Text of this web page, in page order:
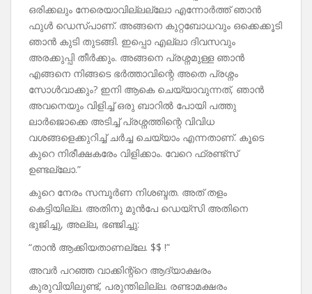
ഒരിക്കലും നേരെയാവില്ലല്ലോ എന്നോർത്ത് ഞാൻ
ഫുൾ ഡെസ്പാണ്. അങ്ങനെ കുറ്റബോധവും ഒക്കെക്കൂടി
ഞാൻ കുടി തുടങ്ങി. ഇപ്പൊ എല്ലാ ദിവസവും
അരക്കുപ്പി തീർക്കും. അങ്ങനെ പ്രശ്നമുള്ള ഞാൻ
എങ്ങനെ നിങ്ങടെ ഭർത്താവിന്റെ അതെ പ്രശ്നം
സോൾവാക്കും? ഇനി ആകെ ചെയ്യാവുന്നത്, ഞാൻ
അവനെയും വിളിച്ച് ഒരു ബാറിൽ പോയി പത്തു
ലാർജൊക്കെ അടിച്ച് പ്രശ്നത്തിന്റെ വിവിധ
വശങ്ങളെക്കുറിച്ച് ചർച്ച ചെയ്യാം എന്നതാണ്. കൂടെ
കുറെ നിരീക്ഷകരേം വിളിക്കാം. വേറെ ഫ്രണ്ട്സ്
ഉണ്ടല്ലോ.”
കുറെ നേരം സമ്പൂർണ നിശബ്ദത. അത് തളം
കെട്ടിയില്ല. അതിനു മുൻപേ ഡെയ്‌സി അതിനെ
ഭുജിച്ചു, അല്ല, ഭഞ്ജിച്ചു:
“താൻ ആക്കിയതാണല്ലേ. $$ !”
അവർ പറഞ്ഞ വാക്കിന്റ്റെ ആദ്യാക്ഷരം
കുരുവിയിലുണ്ട്, പരുന്തിലില്ല. രണ്ടാമക്ഷരം